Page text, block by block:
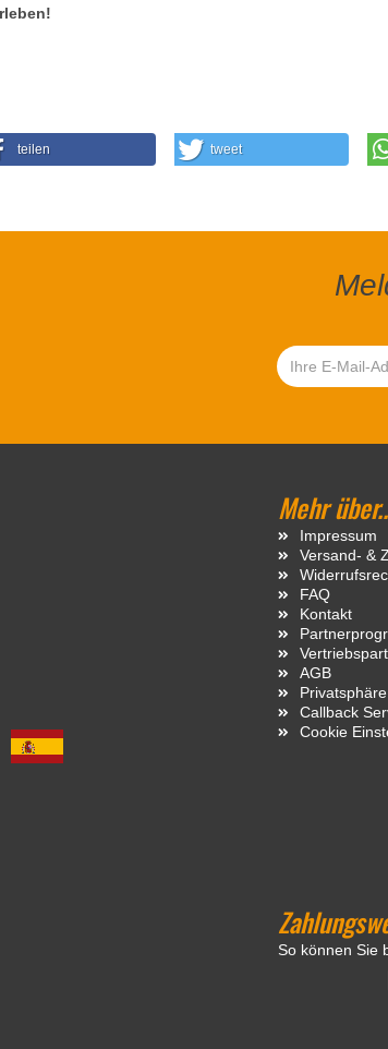
teilen tweet
Mehr
Impressum
Versand- &
FAQ
Kontakt
AGB
Callback
Cookie
So können Sie